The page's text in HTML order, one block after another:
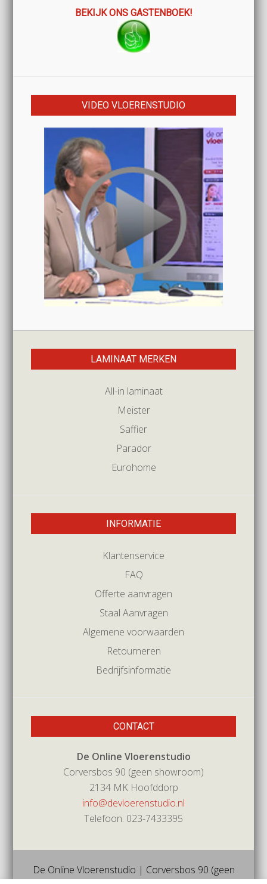
BEKIJK ONS GASTENBOEK!
VIDEO VLOERENSTUDIO
LAMINAAT MERKEN
All-in laminaat
Meister
Saffier
Parador
Eurohome
INFORMATIE
Klantenservice
FAQ
Offerte aanvragen
Staal Aanvragen
Algemene voorwaarden
Retourneren
Bedrijfsinformatie
CONTACT
De Online Vloerenstudio
Corversbos 90 (geen showroom)
2134 MK Hoofddorp
info@devloerenstudio.nl
Telefoon: 023-7433395
De Online Vloerenstudio | Corversbos 90 (geen